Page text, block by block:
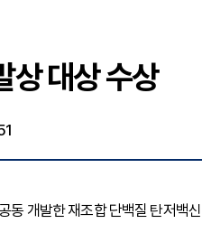
상 대상 수상
개발한 재조합 단백질 탄저백신